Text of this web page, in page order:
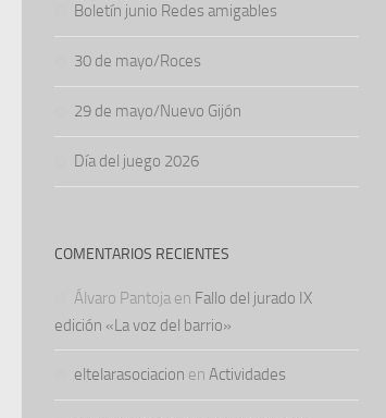
Boletín junio Redes amigables
30 de mayo/Roces
29 de mayo/Nuevo Gijón
Día del juego 2026
COMENTARIOS RECIENTES
Álvaro Pantoja en Fallo del jurado IX
edición «La voz del barrio»
eltelarasociacion en Actividades